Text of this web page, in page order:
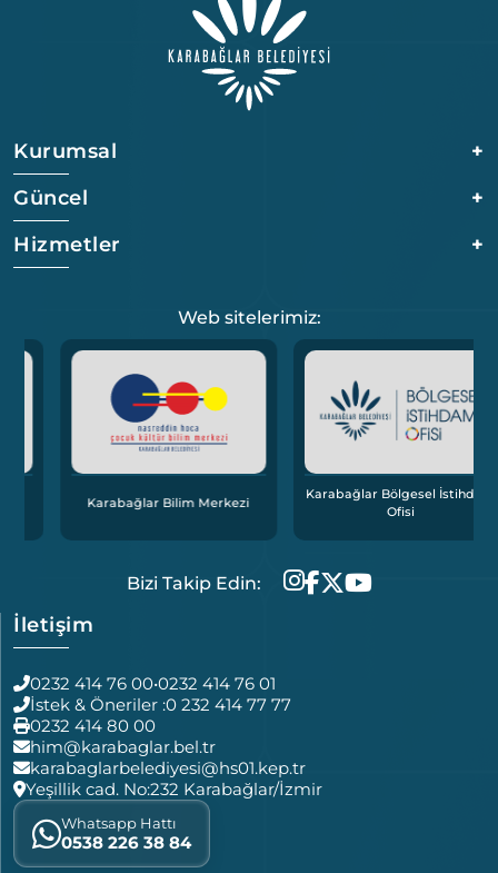
Kurumsal
+
Güncel
+
Hizmetler
+
Web sitelerimiz:
Karabağlar Bilim Merkezi
Karabağlar Bölgesel İstihdam
Bizi Takip Edin:
İletişim
0232 414 76 00•0232 414 76 01
İstek & Öneriler :0 232 414 77 77
0232 414 80 00
him@karabaglar.bel.tr
karabaglarbelediyesi@hs01.kep.tr
Yeşillik cad. No:232 Karabağlar/İzmir
Whatsapp Hattı
0538 226 38 84